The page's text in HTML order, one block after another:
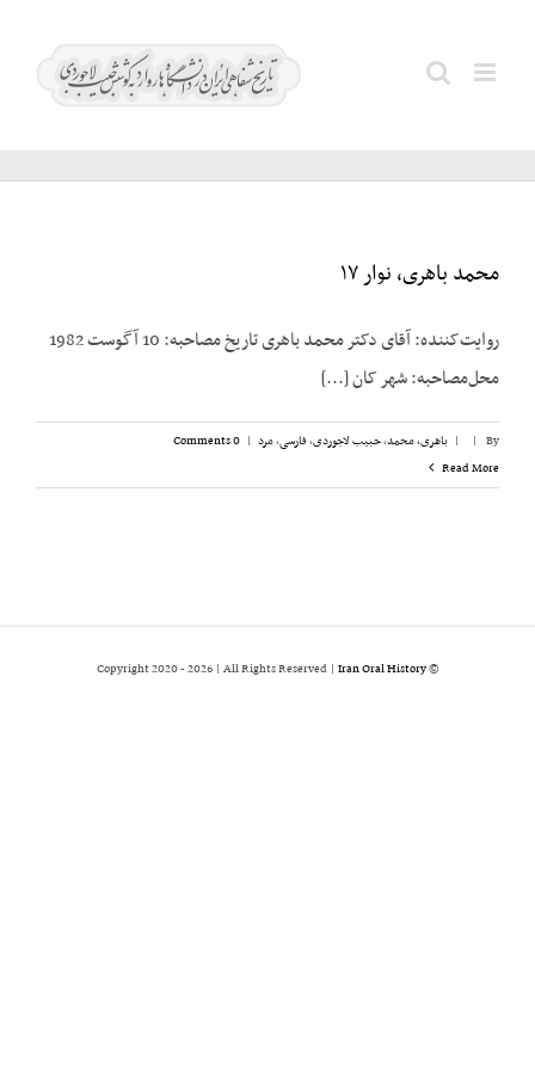
شیبانی؛
محمد باهری، نوار ۱۷
روایت‌کننده: آقای دکتر محمد باهری تاریخ مصاحبه: 10 آگوست 1982
محل‌مصاحبه: شهر کان [...]
By
|
| باهری، محمد,حبیب لاجوردی,فارسی,مرد |
0 Comments
Read More
© Copyright 2020 -
2026 | All Rights Reserved | Iran Oral History